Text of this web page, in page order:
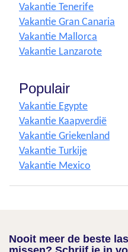
Vakantie Tenerife
Vakantie Gran Canaria
Vakantie Mallorca
Vakantie Lanzarote
Populair
Vakantie Egypte
Vakantie Kaapverdië
Vakantie Griekenland
Vakantie Turkije
Vakantie Mexico
Nooit meer de beste